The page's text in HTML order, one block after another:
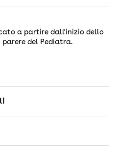
a partire dall'inizio dello
parere del Pediatra.